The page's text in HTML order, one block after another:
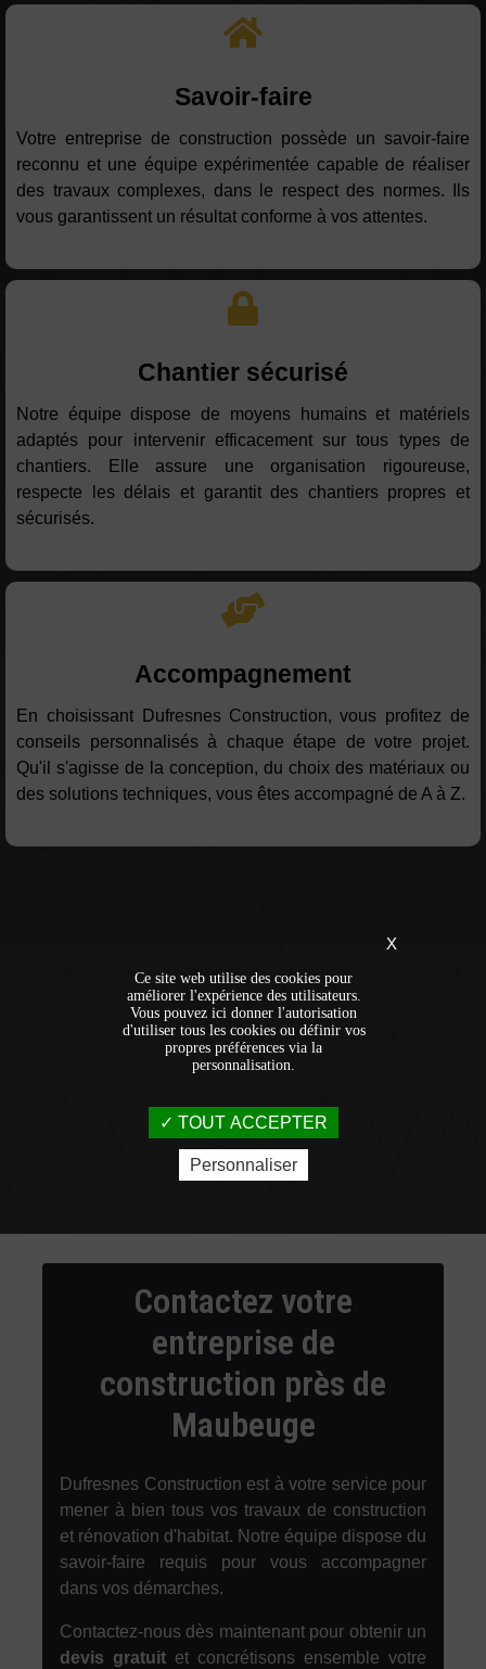
Savoir-faire
Votre entreprise de construction possède un savoir-faire
reconnu et une équipe expérimentée capable de réaliser
des travaux complexes, dans le respect des normes. Ils
vous garantissent un résultat conforme à vos attentes.
Chantier sécurisé
Notre équipe dispose de moyens humains et matériels
adaptés pour intervenir efficacement sur tous types de
chantiers. Elle assure une organisation rigoureuse,
respecte les délais et garantit des chantiers propres et
sécurisés.
Accompagnement
En choisissant Dufresnes Construction, vous profitez de
conseils personnalisés à chaque étape de votre projet.
Qu'il s'agisse de la conception, du choix des matériaux ou
des solutions techniques, vous êtes accompagné de A à Z.
Contactez votre
entreprise de
construction près de
Maubeuge
Dufresnes Construction est à votre service pour
mener à bien tous vos travaux de construction
et rénovation d'habitat. Notre équipe dispose du
savoir-faire requis pour vous accompagner
dans vos démarches.
Contactez-nous dès maintenant pour obtenir un
devis gratuit et concrétisons ensemble votre
X
Ce site web utilise des cookies pour
améliorer l'expérience des utilisateurs.
Vous pouvez ici donner l'autorisation
d'utiliser tous les cookies ou définir vos
propres préférences via la
personnalisation.
TOUT ACCEPTER
Personnaliser